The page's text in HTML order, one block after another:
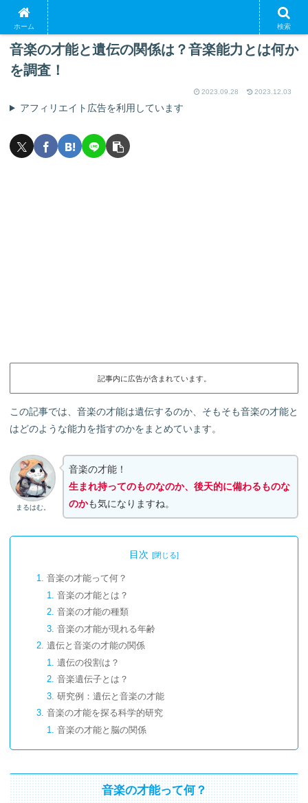
PR
音楽の才能と遺伝の関係は？音楽能力とは何か
を調査！
2023.09.28 2023.12.03
アフィリエイト広告を利用しています
記事内に広告が含まれています。
この記事では、音楽の才能は遺伝するのか、そもそも音楽の才能と
はどのような能力を指すのかをまとめています。
まるはむ。
音楽の才能！
生まれ持ってのものなのか、後天的に備わるものな
のかも気になりますね。
目次
音楽の才能って何？
音楽の才能とは？
音楽の才能の種類
音楽の才能が現れる年齢
遺伝と音楽の才能の関係
遺伝の役割は？
音楽遺伝子とは？
研究例：遺伝と音楽の才能
音楽の才能を探る科学的研究
音楽の才能と脳の関係
音楽の才能を育てる方法
音楽教育の重要性
音楽の才能って何？
ホーム 検索